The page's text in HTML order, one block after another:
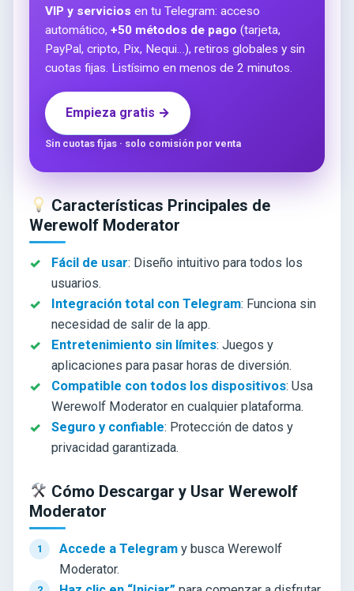
VIP y servicios en tu Telegram: acceso
automático, +50 métodos de pago (tarjeta,
PayPal, cripto, Pix, Nequi…), retiros globales y sin
cuotas fijas. Listísimo en menos de 2 minutos.
Empieza gratis →
Sin cuotas fijas · solo comisión por venta
Características Principales de
Werewolf Moderator
Fácil de usar: Diseño intuitivo para todos los
usuarios.
Integración total con Telegram: Funciona sin
necesidad de salir de la app.
Entretenimiento sin límites: Juegos y
aplicaciones para pasar horas de diversión.
Compatible con todos los dispositivos: Usa
Werewolf Moderator en cualquier plataforma.
Seguro y confiable: Protección de datos y
privacidad garantizada.
Cómo Descargar y Usar Werewolf
Moderator
Accede a Telegram y busca Werewolf
Moderator.